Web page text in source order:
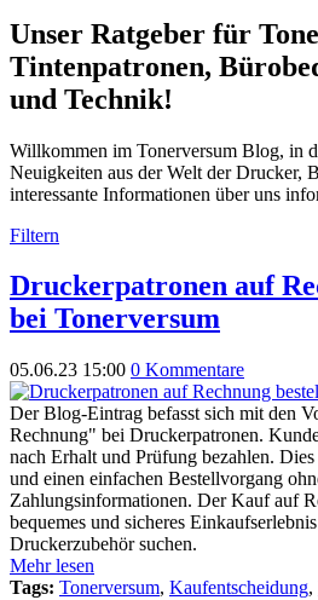
Unser Ratgeber für
Tintenpatronen,
und Technik!
Willkommen im Tonerversum Blog, in
Neuigkeiten aus der Welt der Drucker,
interessante Informationen über uns
Filtern
Druckerpatronen auf
bei Tonerversum
05.06.23 15:00 0 Kommentare
Der Blog-Eintrag befasst sich mit den
Rechnung" bei Druckerpatronen.
nach Erhalt und Prüfung bezahlen.
und einen einfachen Bestellvorgang
Zahlungsinformationen. Der Kauf auf
bequemes und sicheres
Druckerzubehör suchen.
Mehr lesen
Tags: Tonerversum, Kaufentscheidung,